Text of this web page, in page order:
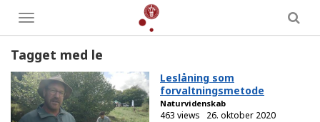
Toggle
menu
Tagget med le
Leslåning som
forvaltningsmetode
Naturvidenskab
463 views 26. oktober 2020